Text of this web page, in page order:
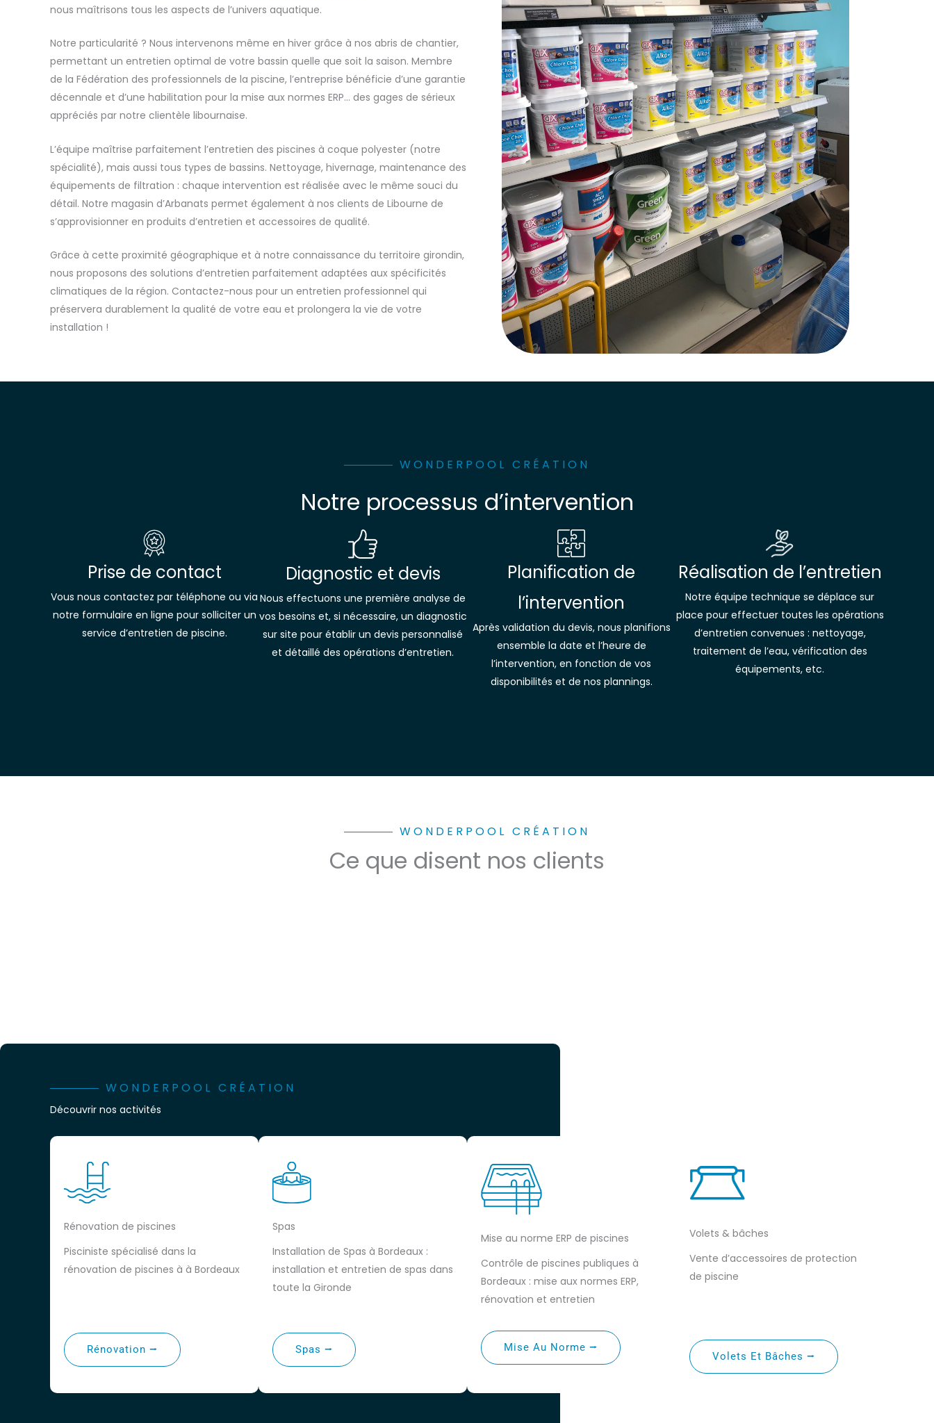
nous maîtrisons tous les aspects de l’univers aquatique.
Notre particularité ? Nous intervenons même en hiver grâce à nos abris de chantier,
permettant un entretien optimal de votre bassin quelle que soit la saison. Membre
de la Fédération des professionnels de la piscine, l’entreprise bénéficie d’une garantie
décennale et d’une habilitation pour la mise aux normes ERP… des gages de sérieux
appréciés par notre clientèle libournaise.
L’équipe maîtrise parfaitement l’entretien des piscines à coque polyester (notre
spécialité), mais aussi tous types de bassins. Nettoyage, hivernage, maintenance des
équipements de filtration : chaque intervention est réalisée avec le même souci du
détail. Notre magasin d’Arbanats permet également à nos clients de Libourne de
s’approvisionner en produits d’entretien et accessoires de qualité.
Grâce à cette proximité géographique et à notre connaissance du territoire girondin,
nous proposons des solutions d’entretien parfaitement adaptées aux spécificités
climatiques de la région. Contactez-nous pour un entretien professionnel qui
préservera durablement la qualité de votre eau et prolongera la vie de votre
installation !
WONDERPOOL CRÉATION
Notre processus d’intervention
Prise de contact
Vous nous contactez par téléphone ou via
notre formulaire en ligne pour solliciter un
service d’entretien de piscine.
Diagnostic et devis
Nous effectuons une première analyse de
vos besoins et, si nécessaire, un diagnostic
sur site pour établir un devis personnalisé
et détaillé des opérations d’entretien.
Planification de
l’intervention
Après validation du devis, nous planifions
ensemble la date et l’heure de
l’intervention, en fonction de vos
disponibilités et de nos plannings.
Réalisation de l’entretien
Notre équipe technique se déplace sur
place pour effectuer toutes les opérations
d’entretien convenues : nettoyage,
traitement de l’eau, vérification des
équipements, etc.
WONDERPOOL CRÉATION
Ce que disent nos clients
WONDERPOOL CRÉATION
Découvrir nos activités
Rénovation de piscines
Pisciniste spécialisé dans la
rénovation de piscines à à Bordeaux
Rénovation ⭢
Spas
Installation de Spas à Bordeaux :
installation et entretien de spas dans
toute la Gironde
Spas ⭢
Mise au norme ERP de piscines
Contrôle de piscines publiques à
Bordeaux : mise aux normes ERP,
rénovation et entretien
Mise Au Norme ⭢
Volets & bâches
Vente d’accessoires de protection
de piscine
Volets Et Bâches ⭢